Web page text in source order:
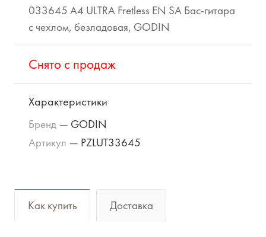
033645 A4 ULTRA Fretless EN SA Бас-гитара
с чехлом, безладовая, GODIN
Cнято с продаж
Характеристики
Бренд — GODIN
Артикул — PZLUT33645
Как купить Доставка